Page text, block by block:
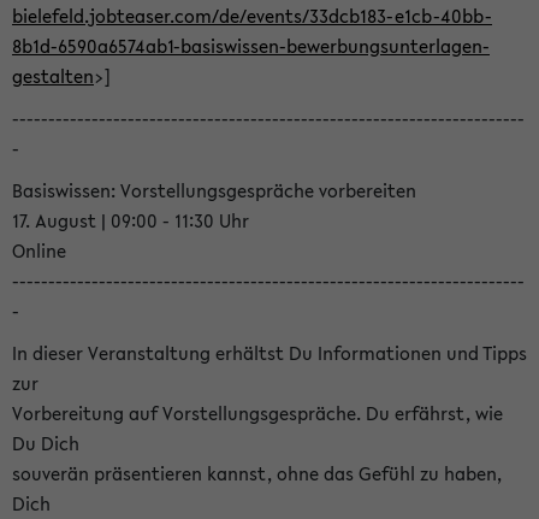
bielefeld.jobteaser.com/de/events/33dcb183-e1cb-40bb-
8b1d-6590a6574ab1-basiswissen-bewerbungsunterlagen-
gestalten>]
-----------------------------------------------------------------------
-
Basiswissen: Vorstellungsgespräche vorbereiten
17. August | 09:00 - 11:30 Uhr
Online
-----------------------------------------------------------------------
-
In dieser Veranstaltung erhältst Du Informationen und Tipps
zur
Vorbereitung auf Vorstellungsgespräche. Du erfährst, wie
Du Dich
souverän präsentieren kannst, ohne das Gefühl zu haben,
Dich